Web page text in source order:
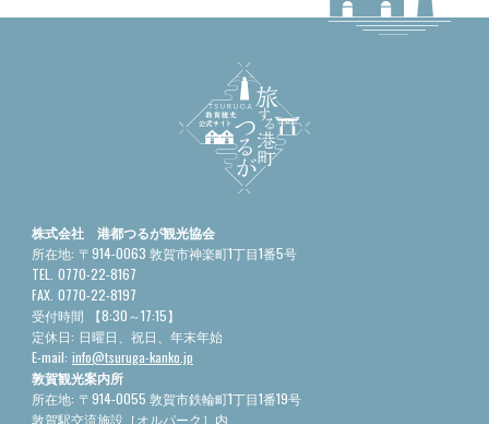
株式会社 港都つるが観光協会
所在地: 〒914-0063 敦賀市神楽町1丁目1番5号
TEL. 0770-22-8167
FAX. 0770-22-8197
受付時間
【8:30～17:15】
定休日: 日曜日、祝日、年末年始
E-mail: info@tsuruga-kanko.jp
敦賀観光案内所
所在地: 〒914-0055 敦賀市鉄輪町1丁目1番19号
敦賀駅交流施設［オルパーク］内